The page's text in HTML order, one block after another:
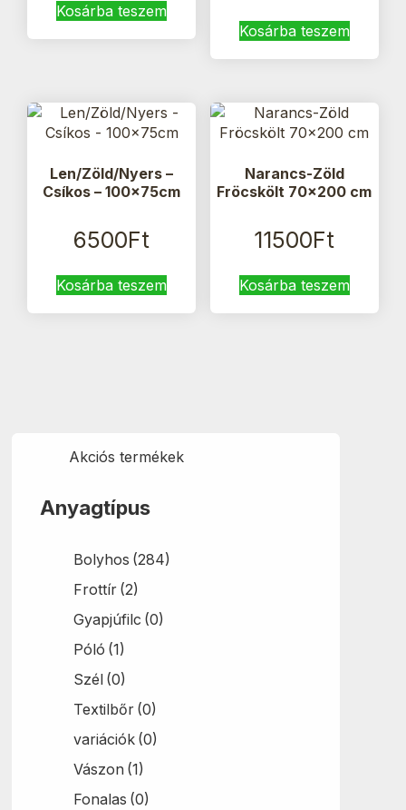
Kosárba teszem
Kosárba teszem
Len/Zöld/Nyers –
Csíkos – 100x75cm
6500Ft
Kosárba teszem
Narancs-Zöld
Fröcskölt 70×200 cm
11500Ft
Kosárba teszem
Akciós termékek
Anyagtípus
Bolyhos (284)
Frottír (2)
Gyapjúfilc (0)
Póló (1)
Szél (0)
Textilbőr (0)
variációk (0)
Vászon (1)
Fonalas (0)